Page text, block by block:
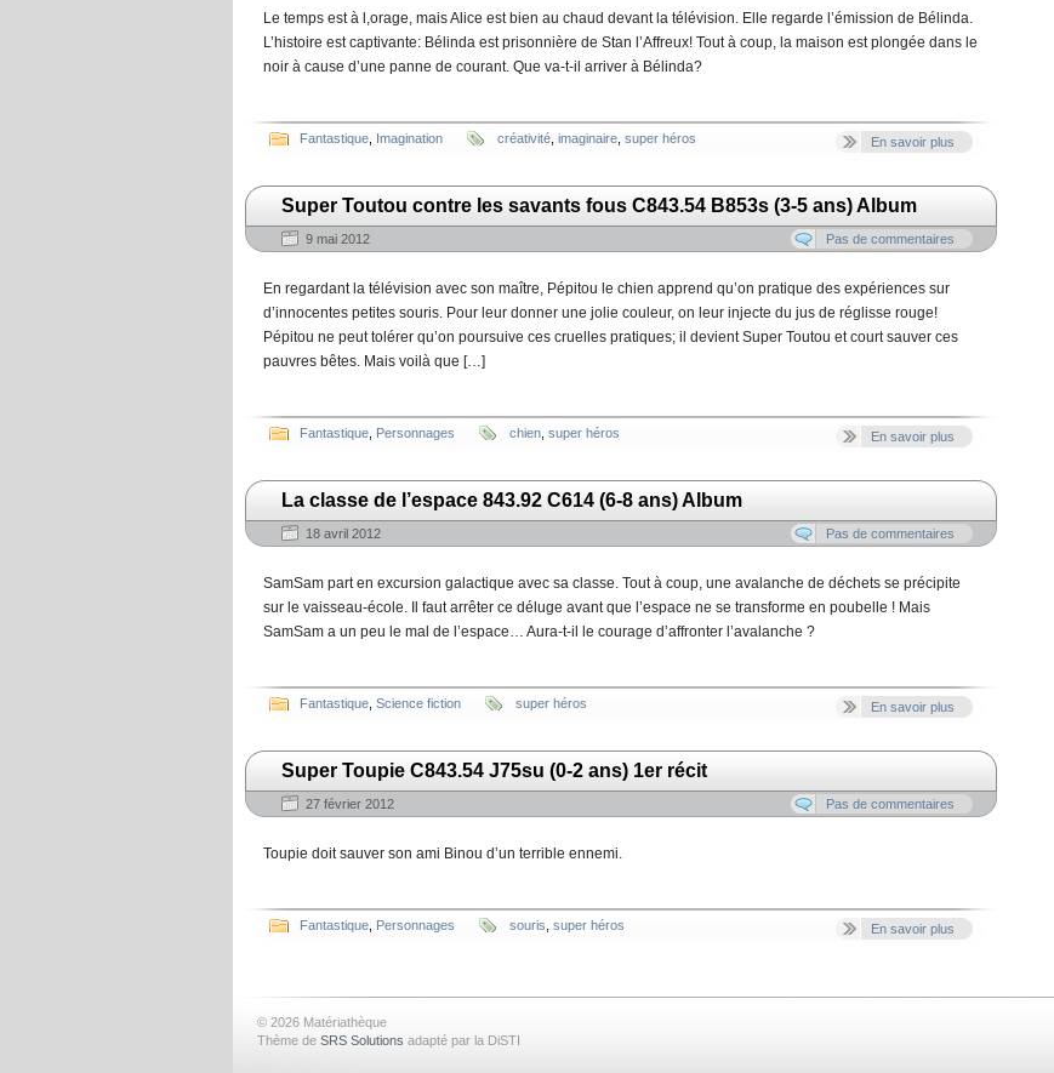
Le temps est à l,orage, mais Alice est bien au chaud devant la télévision. Elle regarde l’émission de Bélinda.
L’histoire est captivante: Bélinda est prisonnière de Stan l’Affreux! Tout à coup, la maison est plongée dans le
noir à cause d’une panne de courant. Que va-t-il arriver à Bélinda?
Fantastique Imagination créativité imaginaire super héros En savoir plus
Super Toutou contre les savants fous C843.54 B853s (3-5 ans) Album
9 mai 2012 Pas de commentaires
En regardant la télévision avec son maître, Pépitou le chien apprend qu’on pratique des expériences sur
d’innocentes petites souris. Pour leur donner une jolie couleur, on leur injecte du jus de réglisse rouge!
Pépitou ne peut tolérer qu’on poursuive ces cruelles pratiques; il devient Super Toutou et court sauver ces
pauvres bêtes. Mais voilà que […]
Fantastique Personnages chien super héros En savoir plus
La classe de l’espace 843.92 C614 (6-8 ans) Album
18 avril 2012 Pas de commentaires
SamSam part en excursion galactique avec sa classe. Tout à coup, une avalanche de déchets se précipite
sur le vaisseau-école. Il faut arrêter ce déluge avant que l’espace ne se transforme en poubelle ! Mais
SamSam a un peu le mal de l’espace… Aura-t-il le courage d’affronter l’avalanche ?
Fantastique Science fiction super héros En savoir plus
Super Toupie C843.54 J75su (0-2 ans) 1er récit
27 février 2012 Pas de commentaires
Toupie doit sauver son ami Binou d’un terrible ennemi.
Fantastique Personnages souris super héros En savoir plus
© 2026 Matériathèque
Thème de SRS Solutions adapté par la DiSTI